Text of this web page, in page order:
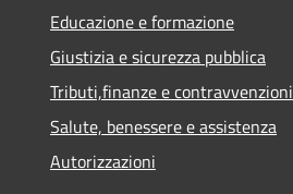
Educazione e formazione
Giustizia e sicurezza pubblica
Tributi,finanze e contravvenzioni
Salute, benessere e assistenza
Autorizzazioni